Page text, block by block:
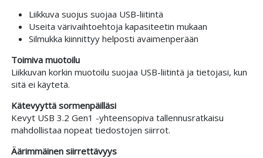
Liikkuva suojus suojaa USB-liitintä
Useita värivaihtoehtoja kapasiteetin mukaan
Silmukka kiinnittyy helposti avaimenperään
Toimiva muotoilu
Liikkuvan korkin muotoilu suojaa USB-liitintä ja tietojasi, kun
sitä ei käytetä.
Kätevyyttä sormenpäilläsi
Kevyt USB 3.2 Gen1 -yhteensopiva tallennusratkaisu
mahdollistaa nopeat tiedostojen siirrot.
Äärimmäinen siirrettävyys